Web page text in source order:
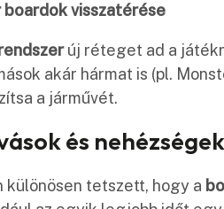
boardok visszatérése
új réteget ad a
akár hármat is (pl.
a járművét.
és nehézségek
különösen tetszett, hogy a